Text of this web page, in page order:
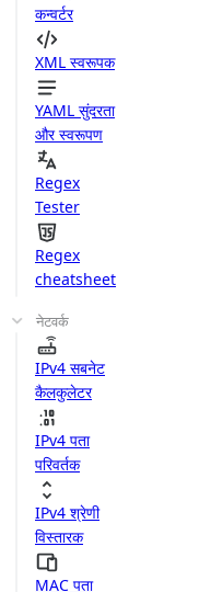
कन्वर्टर
XML स्वरूपक
YAML सुंदरता
और स्वरूपण
Regex
Tester
Regex
cheatsheet
नेटवर्क
IPv4 सबनेट
कैलकुलेटर
IPv4 पता
परिवर्तक
IPv4 श्रेणी
विस्तारक
MAC पता